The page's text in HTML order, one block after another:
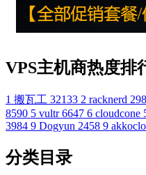
VPS主机商热度排
1 搬瓦工 32133 2 racknerd
8590 5 vultr 6647 6 cloudcone
3984 9 Dogyun 2458 9
分类目录